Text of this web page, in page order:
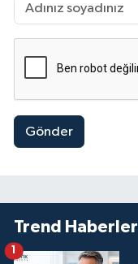
Gönder
Trend Haberler
1